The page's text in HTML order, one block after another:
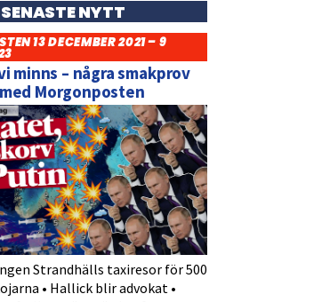
SENASTE NYTT
13 DECEMBER 2021 – 9
minns – några smakprov
Morgonposten
Strandhälls taxiresor för 500
• Hallick blir advokat •